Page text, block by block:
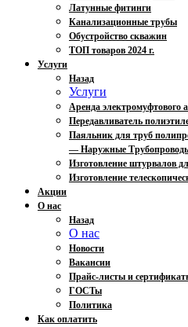
Латунные фитинги
Канализационные трубы
Обустройство скважин
ТОП товаров 2024 г.
Услуги
Назад
Услуги
Аренда электромуфтового
Передавливатель
Паяльник для труб
— Наружные
Изготовление штурвалов
Изготовление
Акции
О нас
Назад
О нас
Новости
Вакансии
Прайс-листы и
ГОСТы
Политика
Как оплатить